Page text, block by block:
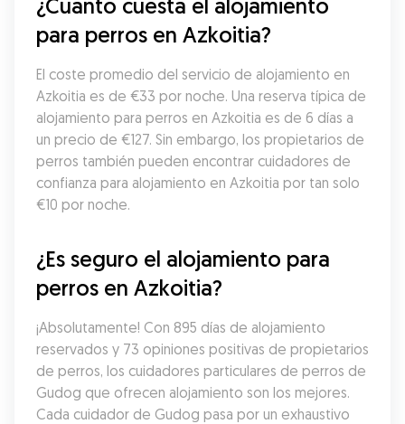
¿Cuánto cuesta el alojamiento
para perros en Azkoitia?
El coste promedio del servicio de alojamiento en
Azkoitia es de €33 por noche. Una reserva típica de
alojamiento para perros en Azkoitia es de 6 días a
un precio de €127. Sin embargo, los propietarios de
perros también pueden encontrar cuidadores de
confianza para alojamiento en Azkoitia por tan solo
€10 por noche.
¿Es seguro el alojamiento para
perros en Azkoitia?
¡Absolutamente! Con 895 días de alojamiento
reservados y 73 opiniones positivas de propietarios
de perros, los cuidadores particulares de perros de
Gudog que ofrecen alojamiento son los mejores.
Cada cuidador de Gudog pasa por un exhaustivo